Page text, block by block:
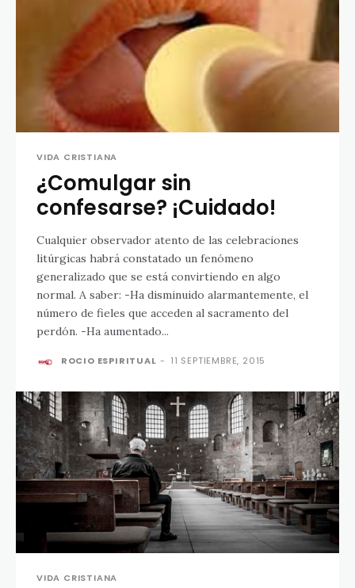
VIDA CRISTIANA
¿Comulgar sin
confesarse? ¡Cuidado!
Cualquier observador atento de las celebraciones
litúrgicas habrá constatado un fenómeno
generalizado que se está convirtiendo en algo
normal. A saber: -Ha disminuido alarmantemente, el
número de fieles que acceden al sacramento del
perdón. -Ha aumentado...
ROCIO ESPIRITUAL - 11 SEPTIEMBRE, 2015
VIDA CRISTIANA